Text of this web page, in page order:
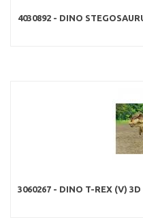
4030892 - DINO
3060267 - DINO T-REX (V)